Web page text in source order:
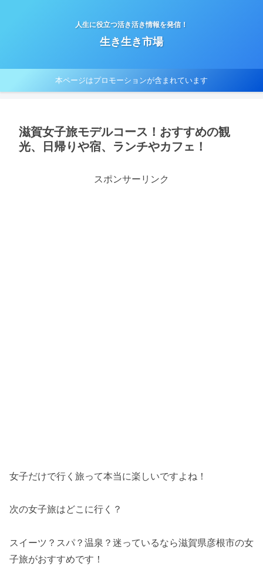
人生に役立つ活き活き情報を発信！
生き生き市場
本ページはプロモーションが含まれています
滋賀女子旅モデルコース！おすすめの観
光、日帰りや宿、ランチやカフェ！
スポンサーリンク
女子だけで行く旅って本当に楽しいですよね！
次の女子旅はどこに行く？
スイーツ？スパ？温泉？迷っているなら滋賀県彦根市の女
子旅がおすすめです！